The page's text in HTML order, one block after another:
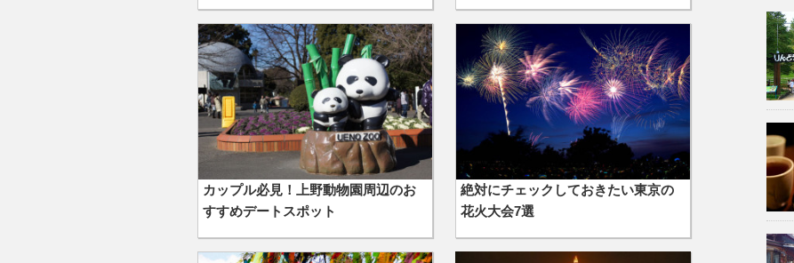
カップル必見！上野動物園周辺のお
すすめデートスポット
絶対にチェックしておきたい東京の
花火大会7選